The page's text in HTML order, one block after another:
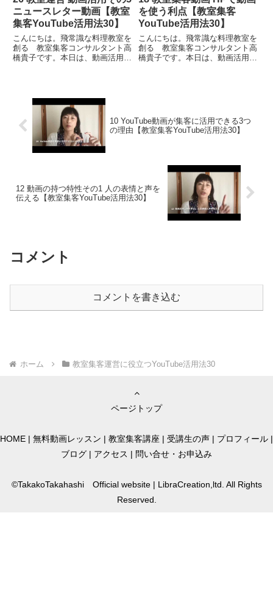
ニュースレター動画【教室
集客YouTube活用法30】
こんにちは。飛常識な料理教室を
創る 教室集客コンサルタント高
橋貴子です。本日は、動画活用そ
思います。私はメルマガを５本く
らい発行していて、その中のメ
を使う利点【教室集客
YouTube活用法30】
こんにちは。飛常識な料理教室を
創る 教室集客コンサルタント高
橋貴子です。本日は、動画活用そ
10 YouTube動画が集客に活用できる3つ
の理由【教室集客YouTube活用法30】
12 動画の持つ特性その1 人の表情と声を
伝える【教室集客YouTube活用法30】
コメント
コメントを書き込む
ホーム 教室集客運営に役立つYouTube活用法30
ページトップ
HOME | 無料動画レッスン | 教室集客講座 | 受講生の声 | プロフィール |
ブログ | アクセス | 問い合せ・お申込み
©TakakoTakahashi Official website | LibraCreation,ltd. All Rights
Reserved.